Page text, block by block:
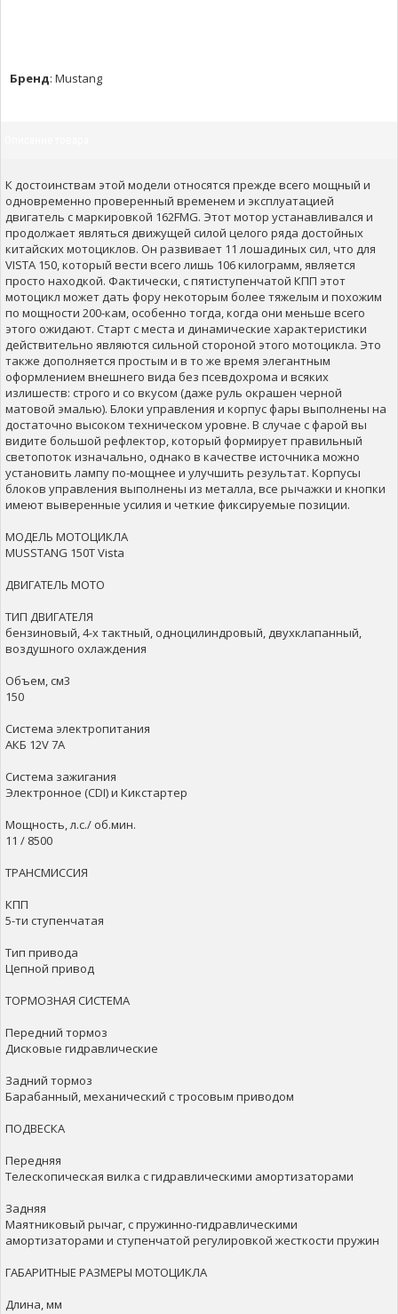
Бренд: Mustang
К достоинствам этой модели относятся прежде всего мощный и
одновременно проверенный временем и эксплуатацией
двигатель с маркировкой 162FMG. Этот мотор устанавливался и
продолжает являться движущей силой целого ряда достойных
китайских мотоциклов. Он развивает 11 лошадиных сил, что для
VISTA 150, который вести всего лишь 106 килограмм, является
просто находкой. Фактически, с пятиступенчатой КПП этот
мотоцикл может дать фору некоторым более тяжелым и похожим
по мощности 200-кам, особенно тогда, когда они меньше всего
этого ожидают. Старт с места и динамические характеристики
действительно являются сильной стороной этого мотоцикла. Это
также дополняется простым и в то же время элегантным
оформлением внешнего вида без псевдохрома и всяких
излишеств: строго и со вкусом (даже руль окрашен черной
матовой эмалью). Блоки управления и корпус фары выполнены на
достаточно высоком техническом уровне. В случае с фарой вы
видите большой рефлектор, который формирует правильный
светопоток изначально, однако в качестве источника можно
установить лампу по-мощнее и улучшить результат. Корпусы
блоков управления выполнены из металла, все рычажки и кнопки
имеют выверенные усилия и четкие фиксируемые позиции.
МОДЕЛЬ МОТОЦИКЛА
MUSSTANG 150T Vista
ДВИГАТЕЛЬ МОТО
ТИП ДВИГАТЕЛЯ
бензиновый, 4-х тактный, одноцилиндровый, двухклапанный,
воздушного охлаждения
Объем, см3
150
Система электропитания
АКБ 12V 7A
Система зажигания
Электронное (CDI) и Кикстартер
Мощность, л.с./ об.мин.
11 / 8500
ТРАНСМИССИЯ
КПП
5-ти ступенчатая
Тип привода
Цепной привод
ТОРМОЗНАЯ СИСТЕМА
Передний тормоз
Дисковые гидравлические
Задний тормоз
Барабанный, механический с тросовым приводом
ПОДВЕСКА
Передняя
Телескопическая вилка с гидравлическими амортизаторами
Задняя
Маятниковый рычаг, с пружинно-гидравлическими
амортизаторами и ступенчатой регулировкой жесткости пружин
ГАБАРИТНЫЕ РАЗМЕРЫ МОТОЦИКЛА
Длина, мм